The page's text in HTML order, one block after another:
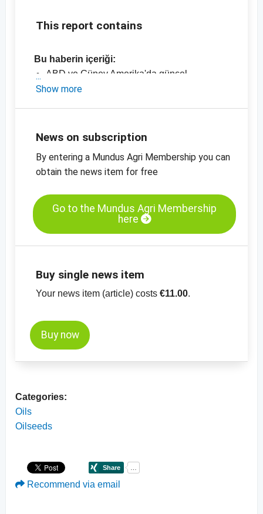
This report contains
Bu haberin içeriği:
ABD ve Güney Amerika'da güncel
piyasalar
- Resmi mahsul tahminleri
ve ihracat verileri
- Mundus Ağrı'nın içeriği ile birlikte
Soya unu,kısa vadeli yüklemeler, CBoT,
-Soya fasulyesi, kurutulmuş, kısa vadeli
Show more
News on subscription
By entering a Mundus Agri Membership you can
obtain the news item for free
Go to the Mundus Agri Membership
here
Buy single news item
Your news item (article) costs €11.00.
Buy now
Categories:
Oils
Oilseeds
Recommend via email